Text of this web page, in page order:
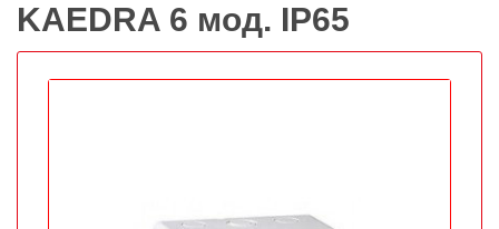
KAEDRA 6 мод. IP65